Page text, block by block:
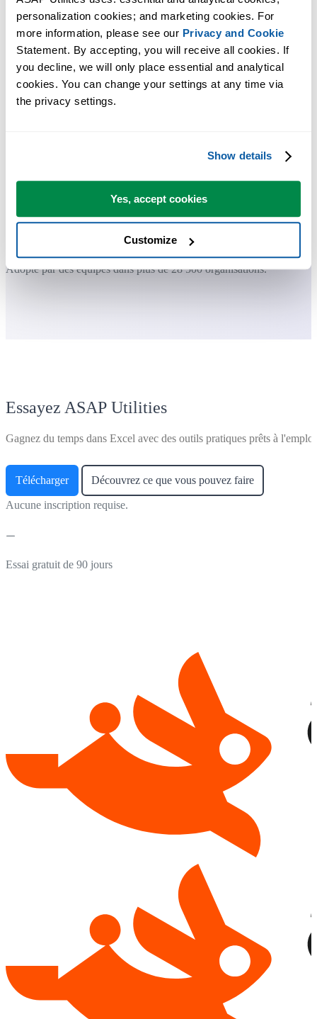
personalization cookies; and marketing cookies. For
more information, please see our Privacy and Cookie
Statement. By accepting, you will receive all cookies. If
you decline, we will only place essential and analytical
cookies. You can change your settings at any time via
the privacy settings.
Show details
Yes, accept cookies
Customize
Gagnez du temps dans Excel. Tout
simplement.
ASAP Utilities vous aide à gagner du temps et à faire des choses
qu'Excel seul ne permet pas.
La plupart des utilisateurs commencent avec quelques outils.
utilisent ensuite ASAP Utilities au quotidien.
Adopté par des équipes dans plus de 28 500 organisations.
Essayez ASAP Utilities
Gagnez du temps dans Excel avec des outils pratiques prêts à
Télécharger Découvrez ce que vous pouvez faire
Aucune inscription requise.
Essai gratuit de 90 jours